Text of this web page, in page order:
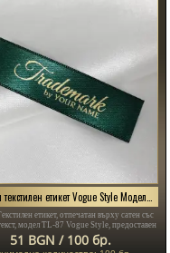
етикет, отпечатан върху сатен със
модел TL-87 Vogue Style, предоставен
за дрехи и аксесоари.
51 BGN / 100 бр.